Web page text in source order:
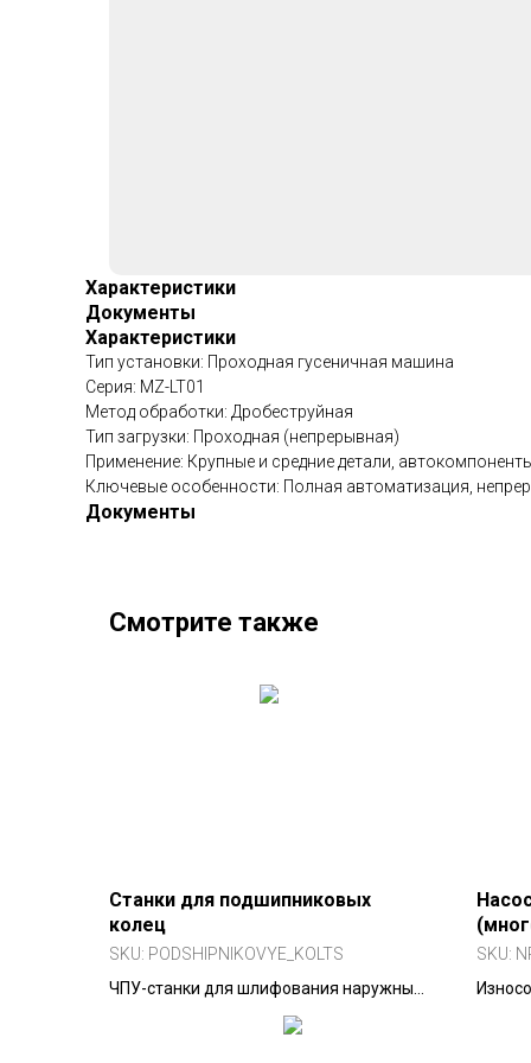
Характеристики
Документы
Характеристики
Тип установки: Проходная гусеничная машина
Серия: MZ-LT01
Метод обработки: Дробеструйная
Тип загрузки: Проходная (непрерывная)
Применение: Крупные и средние детали,
Ключевые особенности: Полная автоматизация,
Документы
Смотрите также
Станки для подшипниковых
колец
SKU: PODSHIPNIKOVYE_KOLTS
ЧПУ-станки для шлифования наружных
SKU: